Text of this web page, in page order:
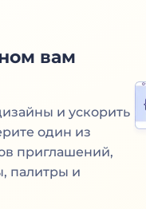
вам
и ускорить
один из
приглашений,
палитры и